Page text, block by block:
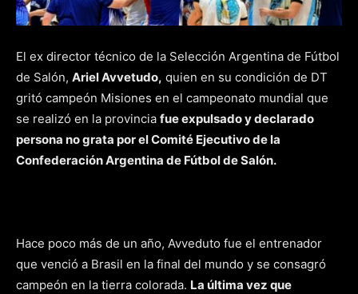
El ex director técnico de la Selección Argentina de Fútbol
de Salón, Ariel Avvetudo, quien en su condición de DT
gritó campeón Misiones en el campeonato mundial que
se realizó en la provincia fue expulsado y declarado
persona no grata por el Comité Ejecutivo de la
Confederación Argentina de Fútbol de Salón.
Hace poco más de un año, Avveduto fue el entrenador
que venció a Brasil en la final del mundo y se consagró
campeón en la tierra colorada. La última vez que